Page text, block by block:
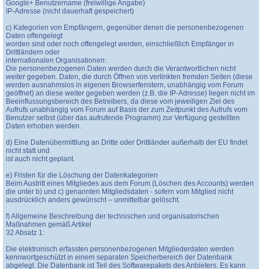
Google+ Benutzername (freiwillige Angabe)
IP-Adresse (nicht dauerhaft gespeichert)
c) Kategorien von Empfängern, gegenüber denen die personenbezogenen
Daten offengelegt
worden sind oder noch offengelegt werden, einschließlich Empfänger in
Drittländern oder
internationalen Organisationen:
Die personenbezogenen Daten werden durch die Verantwortlichen nicht
weiter gegeben. Daten, die durch Öffnen von verlinkten fremden Seiten (diese
werden ausnahmslos in eigenen Browserfenstern, unabhängig vom Forum
geöffnet) an diese weiter gegeben werden (z.B. die IP-Adresse) liegen nicht im
Beeinflussungsbereich des Betreibers, da diese vom jeweiligen Ziel des
Aufrufs unabhängig vom Forum auf Basis der zum Zeitpunkt des Aufrufs vom
Benutzer selbst (über das aufrufende Programm) zur Verfügung gestellten
Daten erhoben werden.
d) Eine Datenübermittlung an Dritte oder Drittländer außerhalb der EU findet
nicht statt und
ist auch nicht geplant.
e) Fristen für die Löschung der Datenkategorien
Beim Austritt eines Mitgliedes aus dem Forum (Löschen des Accounts) werden
die unter b) und c) genannten Mitgliedsdaten - sofern vom Mitglied nicht
ausdrücklich anders gewünscht – unmittelbar gelöscht.
f) Allgemeine Beschreibung der technischen und organisatorischen
Maßnahmen gemäß Artikel
32 Absatz 1:
Die elektronisch erfassten personenbezogenen Mitgliederdaten werden
kennwortgeschützt in einem separaten Speicherbereich der Datenbank
abgelegt. Die Datenbank ist Teil des Softwarepakets des Anbieters. Es kann